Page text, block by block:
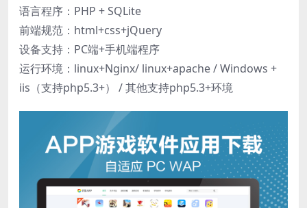
语言程序：PHP + SQLite
前端规范：html+css+jQuery
设备支持：PC端+手机端程序
运行环境：linux+Nginx/ linux+apache / Windows +
iis（支持php5.3+） / 其他支持php5.3+环境